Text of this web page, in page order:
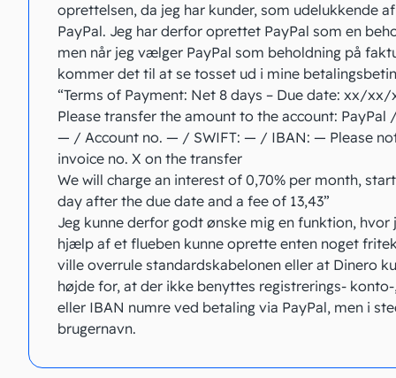
oprettelsen, da jeg har kunder, som udelukkende
PayPal. Jeg har derfor oprettet PayPal som en
men når jeg vælger PayPal som beholdning på
kommer det til at se tosset ud i mine
“Terms of Payment: Net 8 days – Due date: xx/
Please transfer the amount to the account: PayPal
— / Account no. — / SWIFT: — / IBAN: — Please
invoice no. X on the transfer
We will charge an interest of 0,70% per month,
day after the due date and a fee of 13,43”
Jeg kunne derfor godt ønske mig en funktion, hvor
hjælp af et flueben kunne oprette enten noget
ville overrule standardskabelonen eller at Dinero
højde for, at der ikke benyttes registrerings- konto-
eller IBAN numre ved betaling via PayPal, men i
brugernavn.